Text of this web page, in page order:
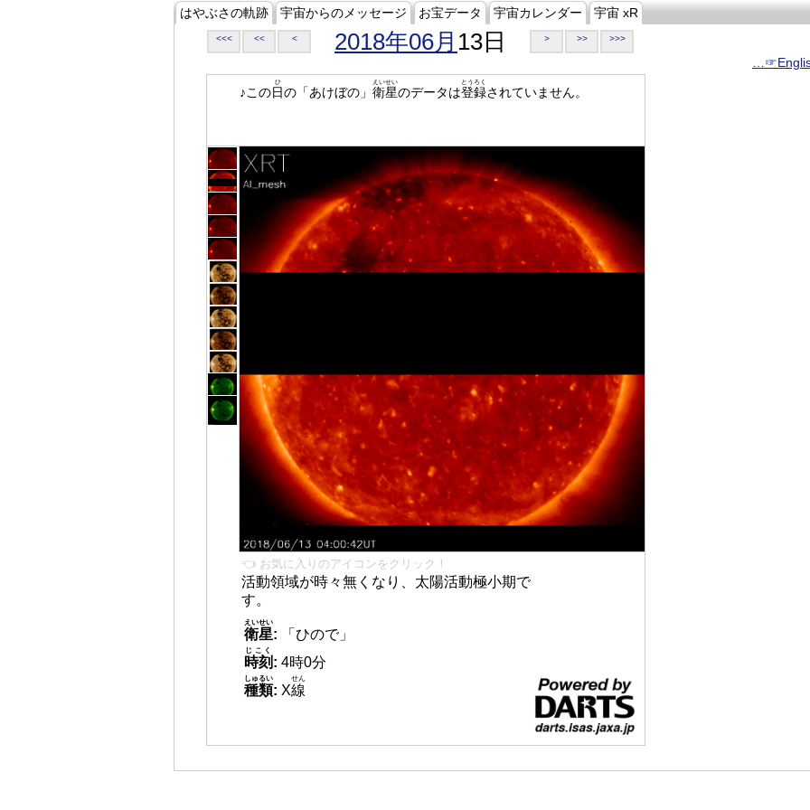
はやぶさの軌跡 宇宙からのメッセージ お宝データ 宇宙カレンダー 宇宙 xR
<<< << < 2018年06月 13日 > >> >>>
♪この日
ひ
の「あけぼの」 衛星
えいせい
のデータは登録
とうろく
されていません。
👈 お気に入りのアイコンをクリック！
活動領域が時々無くなり、太陽活動極小期で
す。
衛星
えいせい
:
「ひので」
時刻
じこく
: 4時0分
種類
しゅるい
: X線
せん